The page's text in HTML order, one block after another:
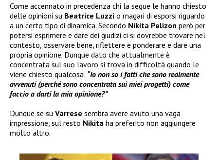
Come accennato in precedenza chi la segue le hanno chiesto
delle opinioni su Beatrice Luzzi o magari di esporsi riguardo
a un certo tipo di dinamica. Secondo Nikita Pelizon però per
potersi esprimere e dare dei giudizi ci si dovrebbe trovare nel
contesto, osservare bene, riflettere e ponderare e dare una
propria opinione. Dunque dato che attualmente è
concentrata sul suo lavoro si trova in difficoltà quando le
viene chiesto qualcosa: “Io non so i fatti che sono realmente
avvenuti (perché sono concentrata sui miei progetti) come
faccio a darti la mia opinione?”
Dunque se su Varrese sembra avere avuto una vaga
impressione, sul resto Nikita ha preferito non aggiungere
molto altro.